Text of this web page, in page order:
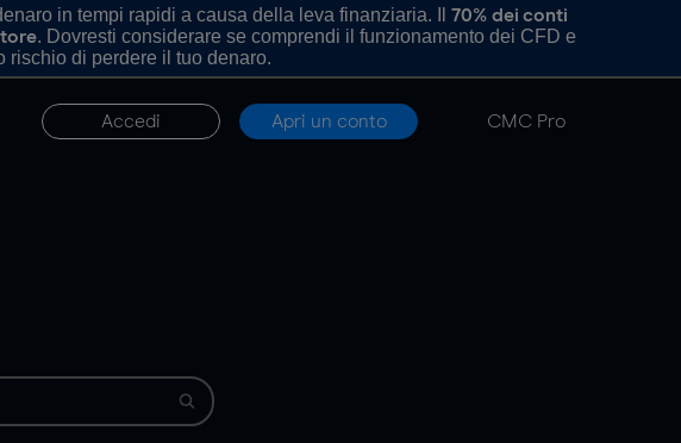
in tempi rapidi a causa della leva finanziaria. Il 70% dei conti
. Dovresti considerare se comprendi il funzionamento dei CFD e
rischio di perdere il tuo denaro.
Accedi Apri un conto CMC Pro